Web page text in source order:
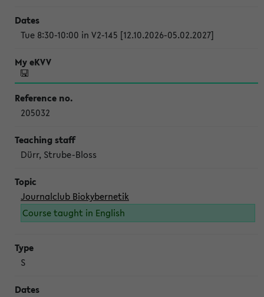
Tue 8:30-10:00 in V2-145 [12.10.2026-05.02.2027]
205032
Dürr, Strube-Bloss
Journalclub Biokybernetik
Course taught in English
S